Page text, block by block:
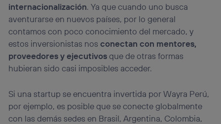
internacionalización. Ya que cuando uno busca
aventurarse en nuevos países, por lo general
contamos con poco conocimiento del mercado, y
estos inversionistas nosconectan con mentores,
proveedores y ejecutivosque de otras formas
hubieran sido casi imposibles acceder.
Si una startup se encuentra invertida por Wayra Perú,
por ejemplo, es posible que se conecte globalmente
con las demás sedes en Brasil, Argentina, Colombia,